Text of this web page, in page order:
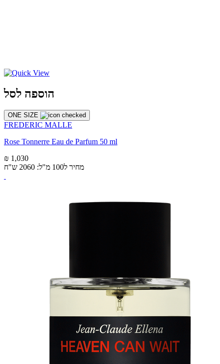
הוספה לסל
ONE SIZE
FREDERIC MALLE
Rose Tonnerre Eau de Parfum 50 ml
₪ 1,030
מחיר ל100 מ"ל: 2060 ש"ח